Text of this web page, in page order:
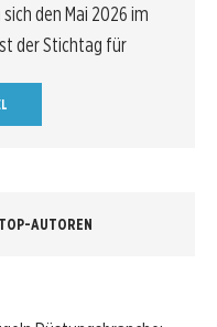
den Mai 2026 im
der Stichtag für
AUTOREN